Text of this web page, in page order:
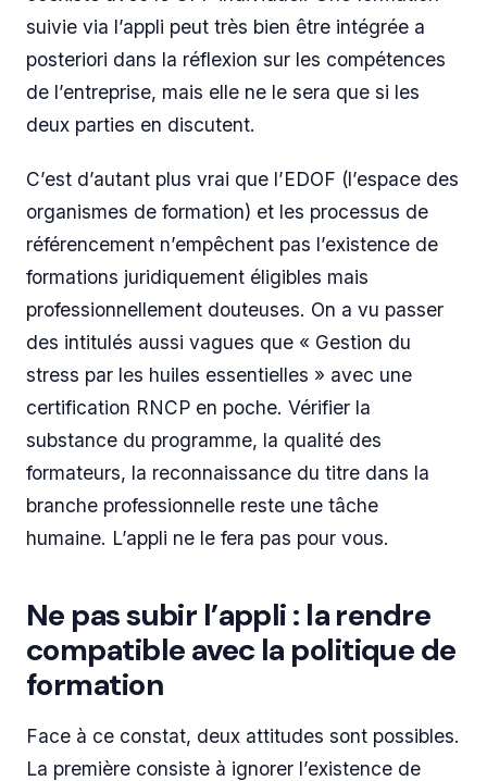
suivie via l’appli peut très bien être intégrée a
posteriori dans la réflexion sur les compétences
de l’entreprise, mais elle ne le sera que si les
deux parties en discutent.
C’est d’autant plus vrai que l’EDOF (l’espace des
organismes de formation) et les processus de
référencement n’empêchent pas l’existence de
formations juridiquement éligibles mais
professionnellement douteuses. On a vu passer
des intitulés aussi vagues que « Gestion du
stress par les huiles essentielles » avec une
certification RNCP en poche. Vérifier la
substance du programme, la qualité des
formateurs, la reconnaissance du titre dans la
branche professionnelle reste une tâche
humaine. L’appli ne le fera pas pour vous.
Ne pas subir l’appli : la rendre
compatible avec la politique de
formation
Face à ce constat, deux attitudes sont possibles.
La première consiste à ignorer l’existence de